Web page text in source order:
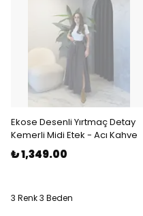
Ekose Desenli Yırtmaç Detay
Kemerli Midi Etek - Acı Kahve
₺ 1,349.00
3 Renk 3 Beden